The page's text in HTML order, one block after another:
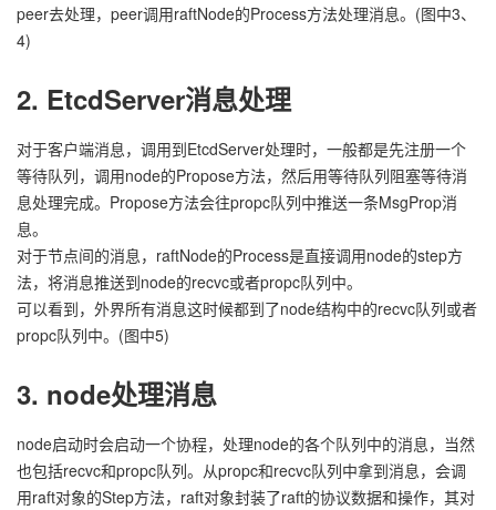
peer去处理，peer调用raftNode的Process方法处理消息。(图中3、
4)
2. EtcdServer消息处理
对于客户端消息，调用到EtcdServer处理时，一般都是先注册一个
等待队列，调用node的Propose方法，然后用等待队列阻塞等待消
息处理完成。Propose方法会往propc队列中推送一条MsgProp消
息。
对于节点间的消息，raftNode的Process是直接调用node的step方
法，将消息推送到node的recvc或者propc队列中。
可以看到，外界所有消息这时候都到了node结构中的recvc队列或者
propc队列中。(图中5)
3. node处理消息
node启动时会启动一个协程，处理node的各个队列中的消息，当然
也包括recvc和propc队列。从propc和recvc队列中拿到消息，会调
用raft对象的Step方法，raft对象封装了raft的协议数据和操作，其对